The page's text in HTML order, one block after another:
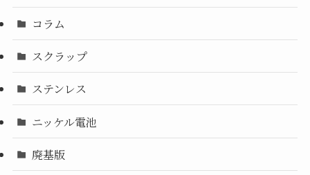
コラム
スクラップ
ステンレス
ニッケル電池
廃基版